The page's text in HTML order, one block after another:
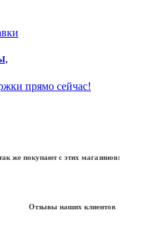
прямо сейчас!
же покупают с этих магазинов:
Отзывы наших клиентов